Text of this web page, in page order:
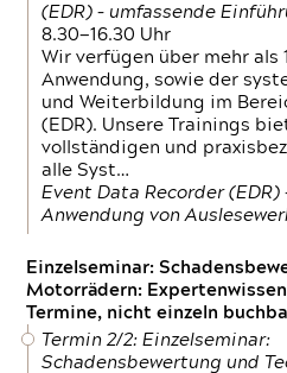
(EDR) – umfassende
8.30—16.30 Uhr
Wir verfügen über mehr als
Anwendung, sowie der
und Weiterbildung im
(EDR). Unsere Trainings
vollständigen und
alle Syst…
Event Data Recorder (EDR)
Anwendung von
Einzelseminar:
Motorrädern:
Termine, nicht einzeln
Termin 2/2: Einzelseminar:
Schadensbewertung und